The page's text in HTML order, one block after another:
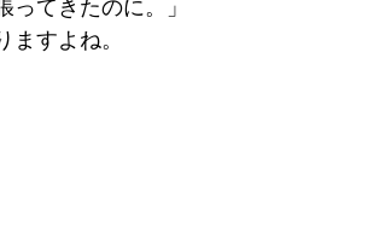
てきたのに。」
すよね。